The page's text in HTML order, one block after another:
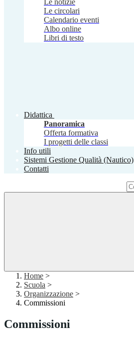
Le notizie
Le circolari
Calendario eventi
Albo online
Libri di testo
Didattica
Panoramica
Offerta formativa
I progetti delle classi
Info utili
Sistemi Gestione Qualità (Nautico)
Contatti
Home >
Scuola >
Organizzazione >
Commissioni
Commissioni